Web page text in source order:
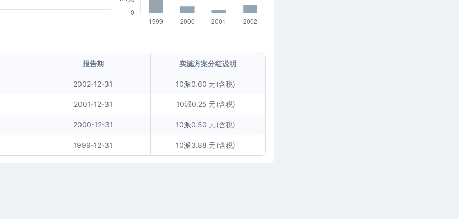
报告期 实施方案分红说明
2002-12-31 10派0.60 元(含税)
2001-12-31 10派0.25 元(含税)
2000-12-31 10派0.50 元(含税)
1999-12-31 10派3.88 元(含税)